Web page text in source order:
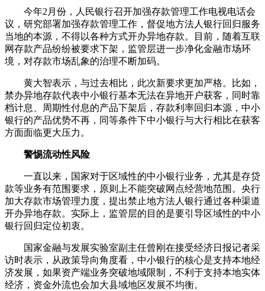
今年2月份，人民银行召开加强存款管理工作电视电话会
议，研究部署加强存款管理工作，督促地方法人银行回归服务
当地的本源，不得以各种方式开办异地存款。目前，随着互联
网存款产品纷纷被要求下架，监管层进一步净化金融市场环
境，对存款市场乱象的治理不断加码。
黄大智表示，与过去相比，此次新要求更加严格。比如，
禁办异地存款代表中小银行基本无法在异地开户获客，同时靠
档计息、周期性付息的产品下架后，存款利率回归本源，中小
银行的产品优势不再，同等条件下中小银行与大行相比在获客
方面面临更大压力。
警惕流动性风险
一直以来，国家对于区域性的中小银行业务，尤其是存贷
款等业务有范围要求，原则上不能突破网点经营地范围。央行
加大存款市场管理力度，提出禁止地方法人银行通过各种渠道
开办异地存款。实际上，监管层的目的是要引导区域性的中小
银行回归定位初衷。
国家金融与发展实验室副主任曾刚在接受经济日报记者采
访时表示，从政策导向角度看，中小银行的核心是支持本地经
济发展，如果资产端业务突破地域限制，不利于支持本地实体
经济，资金外流也会加大县域地区发展不均衡。